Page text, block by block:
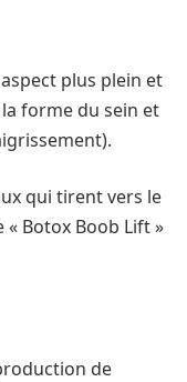
plus plein et
forme du sein et
qui tirent vers le
Botox Boob Lift »
de